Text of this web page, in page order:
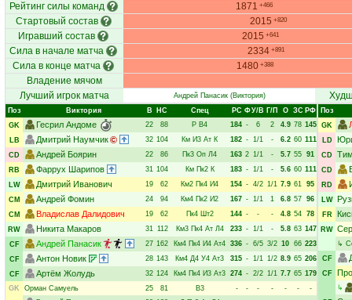
Рейтинг силы команд 1871 +466
Стартовый состав 2015 +820
Игравший состав 2015 +641
Сила в начале матча 2334 +891
Сила в конце матча 1480 +388
Владение мячом
Лучший игрок матча
Андрей Панасик(Виктория)
Поз Виктория В НC Спец РC ФУ/В Г/П О ЗС РФ
GK
Гесрил Андоме 22 88 Р В4 184 - 6 2 4.9 78 145
LB
Дмитрий Наумчик 32 104 Км И3 Ат К 182 - 1/1 - 6.2 60 111
CD
Андрей Боярин 22 86 Пк3 Оп Л4 163 2 1/1 - 5.7 55 91
RB
Фаррух Шарипов 31 104 Км Пк2 К 183 - 1/1 - 5.6 60 111
LW
Дмитрий Иванович 19 62 Км2 Пк4 И4 154 - 4/2 1/1 7.9 61 95
CM
Андрей Фомин 24 94 Км4 Пк2 И2 167 - 1/1 1 6.8 57 96
CM
Владислав Далидович 19 62 Пк4 Шт2 144 - - - 4.8 54 78
RW
Никита Макаров 31 112 Км3 Пк4 Ат Л4 233 - 1/1 - 5.8 63 147
CF
Андрей Панасик 27 162 Км4 Пк4 И4 Ат4 336 - 6/5 3/2 10 66 223
CF
Антон Новик 28 143 Км4 Д4 У4 Ат3 315 - 1/1 1/2 8.9 65 206
CF
Артём Жолудь 32 124 Км4 Пк4 И3 Ат3 274 - 2/2 1/1 7.7 65 179
GK
Орман Самуель 25 81 В3 - - - - - -
-
Поз
GK
LD
CD
CD
RD
LW
FR
RW
↳
CF
CF
↳